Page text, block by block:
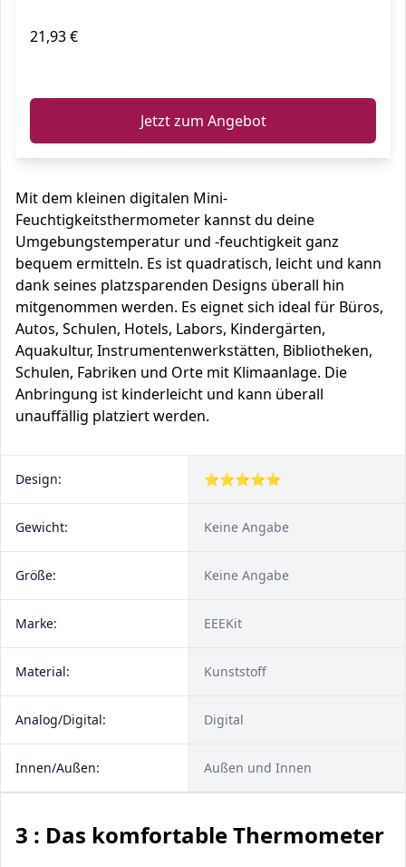
21,93 €
Jetzt zum Angebot
Mit dem kleinen digitalen Mini-
Feuchtigkeitsthermometer kannst du deine
Umgebungstemperatur und -feuchtigkeit ganz
bequem ermitteln. Es ist quadratisch, leicht und kann
dank seines platzsparenden Designs überall hin
mitgenommen werden. Es eignet sich ideal für Büros,
Autos, Schulen, Hotels, Labors, Kindergärten,
Aquakultur, Instrumentenwerkstätten, Bibliotheken,
Schulen, Fabriken und Orte mit Klimaanlage. Die
Anbringung ist kinderleicht und kann überall
unauffällig platziert werden.
Design: ⭐⭐⭐⭐⭐
Gewicht: Keine Angabe
Größe: Keine Angabe
Marke: EEEKit
Material: Kunststoff
Analog/Digital: Digital
Innen/Außen: Außen und Innen
3 : Das komfortable Thermometer